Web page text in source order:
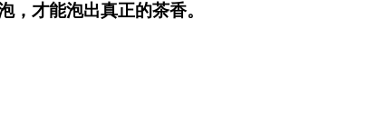
，才能泡出真正的茶香。